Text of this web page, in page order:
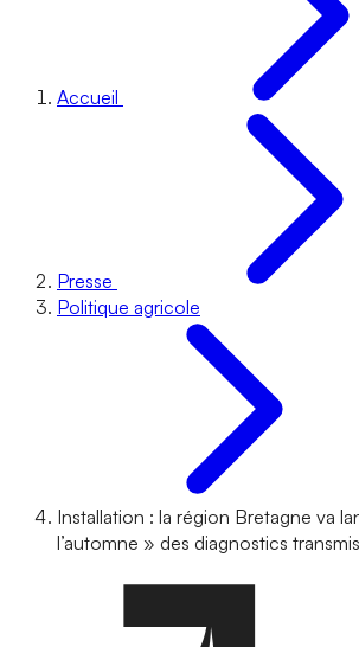
Accueil
Presse
Politique agricole
Installation : la région Bretagne va
l’automne » des diagnostics